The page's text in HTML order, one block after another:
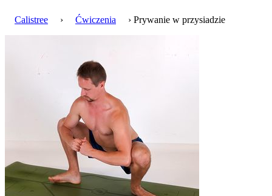
Calistree › Ćwiczenia › Prywanie w przysiadzie